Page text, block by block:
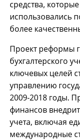
средства,
использовались
более
Проект реформы
бухгалтерского
ключевых целей
управлению
2009-2018 годы.
финансов
учета, включая
международные